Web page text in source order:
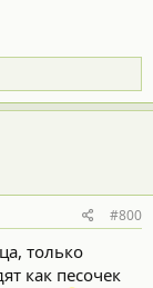
#800
только
как песочек